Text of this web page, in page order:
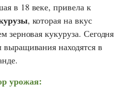
в 18 веке, привела к
, которая на вкус
зерновая кукуруза. Сегодня
находятся в
урожая: